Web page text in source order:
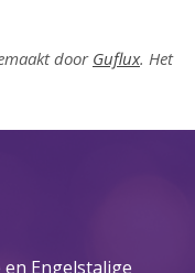
2021
door Guflux. Het
Engelstalige